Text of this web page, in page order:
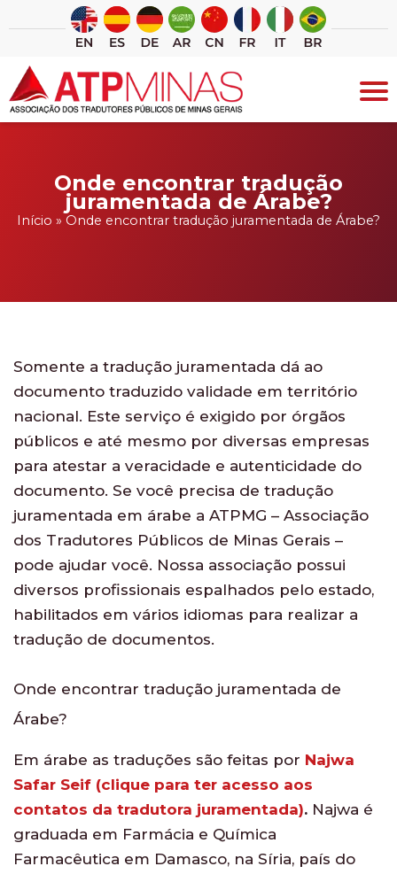
conteúdo
Onde encontrar tradução
juramentada de Árabe?
Início » Onde encontrar tradução juramentada de Árabe?
Somente a tradução juramentada dá ao
documento traduzido validade em território
nacional. Este serviço é exigido por órgãos
públicos e até mesmo por diversas empresas
para atestar a veracidade e autenticidade do
documento. Se você precisa de tradução
juramentada em árabe a ATPMG – Associação
dos Tradutores Públicos de Minas Gerais –
pode ajudar você. Nossa associação possui
diversos profissionais espalhados pelo estado,
habilitados em vários idiomas para realizar a
tradução de documentos.
Onde encontrar tradução juramentada de
Árabe?
Em árabe as traduções são feitas por Najwa
Safar Seif (clique para ter acesso aos
contatos da tradutora juramentada). Najwa é
graduada em Farmácia e Química
Farmacêutica em Damasco, na Síria, país do